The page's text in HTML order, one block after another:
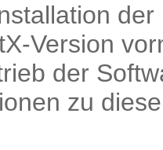
der
Version
der
zu